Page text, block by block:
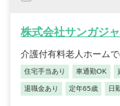
株式会社サンガジ
介護付有料老人ホーム
住宅手当あり 車通勤OK
退職金あり 定年65歳 日